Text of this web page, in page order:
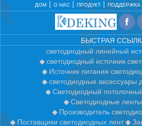
ДОМ О НАС ПРОДУКТ ПОДДЕРЖКА
БЫСТРАЯ
светодиодный линейный
светодиодный источник
Источник питания
светодиодные аксессуары
Светодиодный
Светодиодные
Производитель
Поставщики светодиодных лент